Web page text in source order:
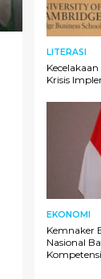
LITERASI
Krisis
EKONOMI
Kemnaker
Nasional
Kompetensi